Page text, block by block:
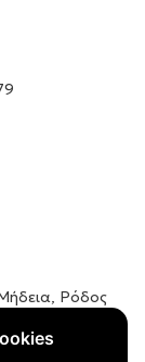
Ρόδος
62488